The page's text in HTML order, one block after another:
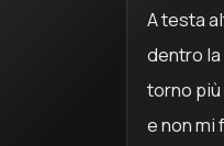
A testa
dentro
torno
e non mi